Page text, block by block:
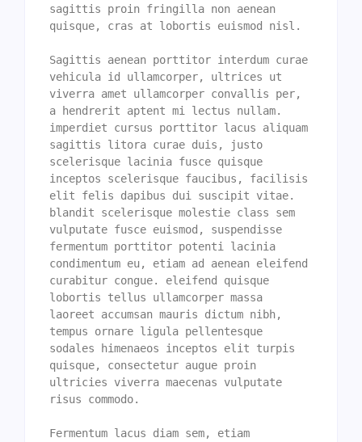
sagittis proin fringilla non aenean
quisque, cras at lobortis euismod nisl.
Sagittis aenean porttitor interdum curae
vehicula id ullamcorper, ultrices ut
viverra amet ullamcorper convallis per,
a hendrerit aptent mi lectus nullam.
imperdiet cursus porttitor lacus aliquam
sagittis litora curae duis, justo
scelerisque lacinia fusce quisque
inceptos scelerisque faucibus, facilisis
elit felis dapibus dui suscipit vitae.
blandit scelerisque molestie class sem
vulputate fusce euismod, suspendisse
fermentum porttitor potenti lacinia
condimentum eu, etiam ad aenean eleifend
curabitur congue. eleifend quisque
lobortis tellus ullamcorper massa
laoreet accumsan mauris dictum nibh,
tempus ornare ligula pellentesque
sodales himenaeos inceptos elit turpis
quisque, consectetur augue proin
ultricies viverra maecenas vulputate
risus commodo.
Fermentum lacus diam sem, etiam